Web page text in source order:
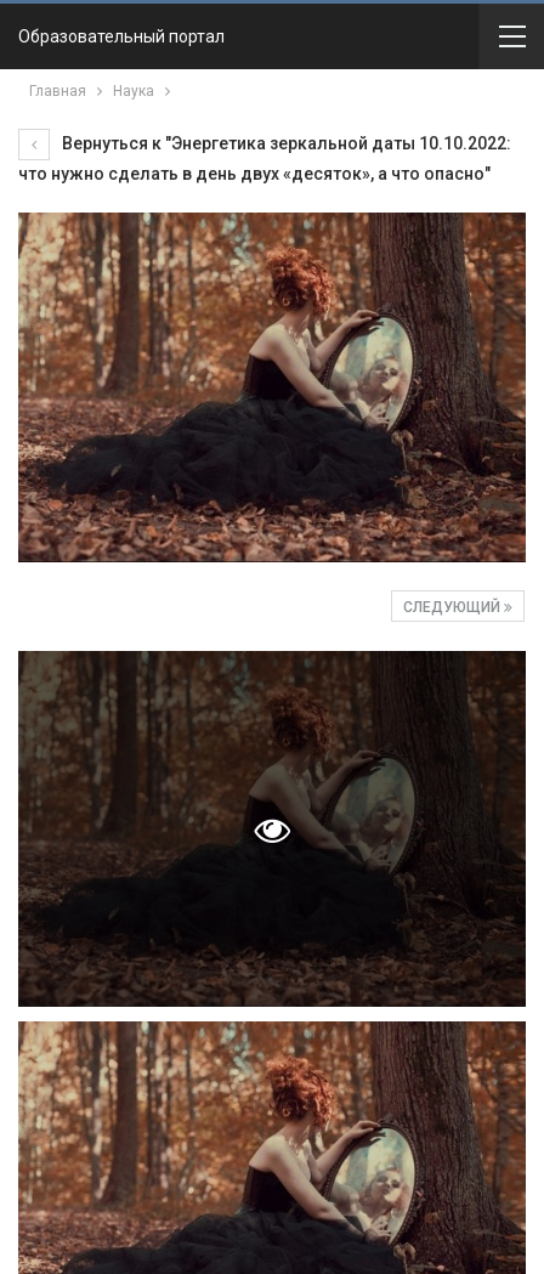
Образовательный портал
Главная Наука
Вернуться к "Энергетика зеркальной даты 10.10.2022:
что нужно сделать в день двух «десяток», а что опасно"
СЛЕДУЮЩИЙ